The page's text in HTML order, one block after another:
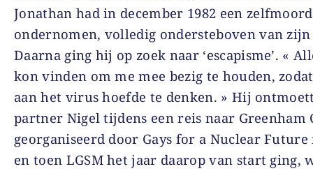
Jonathan had in december 1982 een
ondernomen, volledig ondersteboven van zijn
Daarna ging hij op zoek naar ‘escapisme’. «
kon vinden om me mee bezig te houden,
aan het virus hoefde te denken. » Hij
partner Nigel tijdens een reis naar Greenham
georganiseerd door Gays for a Nuclear Future
en toen LGSM het jaar daarop van start ging,